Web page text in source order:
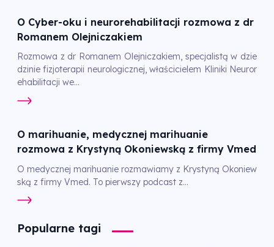
O Cyber-oku i neurorehabilitacji rozmowa z dr
Romanem Olejniczakiem
Rozmowa z dr Romanem Olejniczakiem, specjalistą w dzie
dzinie fizjoterapii neurologicznej, właścicielem Kliniki Neuror
ehabilitacji we...
O marihuanie, medycznej marihuanie
rozmowa z Krystyną Okoniewską z firmy Vmed
O medycznej marihuanie rozmawiamy z Krystyną Okoniew
ską z firmy Vmed. To pierwszy podcast z...
Popularne tagi